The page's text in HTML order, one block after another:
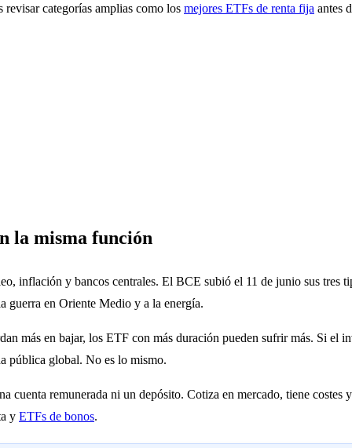
revisar categorías amplias como los mejores ETFs de renta fija antes
la misma función
inflación y bancos centrales. El BCE subió el 11 de junio sus tres
guerra en Oriente Medio y a la energía.
más en bajar, los ETF con más duración pueden sufrir más. Si el
pública global. No es lo mismo.
remunerada ni un depósito. Cotiza en mercado, tiene costes
y ETFs de bonos.